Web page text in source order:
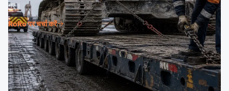
गए।
RoRo पर चर्चा करें